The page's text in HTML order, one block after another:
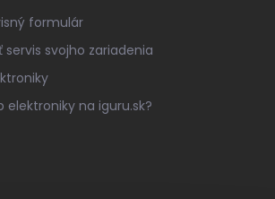
formulár
svojho zariadenia
elektroniky na iguru.sk?